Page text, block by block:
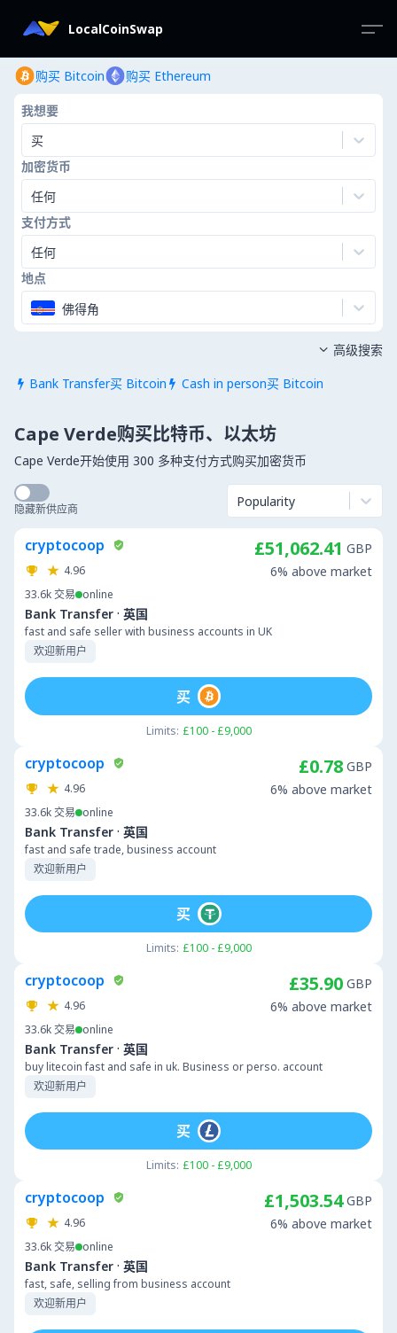
LocalCoinSwap
购买 Bitcoin 购买 Ethereum
我想要
买
加密货币
任何
支付方式
任何
地点
佛得角
 Bank Transfer买 Bitcoin  Cash in person买 Bitcoin
 高级搜索
Cape Verde购买比特币、以太坊
Cape Verde开始使用 300 多种支付方式购买加密货币
隐藏新供应商 Popularity
cryptocoop
4.96
33.6k交易 online
Bank Transfer · 英国
fast and safe seller with business accounts in UK
欢迎新用户
£51,062.41 GBP
6% above market
Limits: £100 - £9,000
买
cryptocoop
4.96
33.6k交易 online
Bank Transfer · 英国
fast and safe trade, business account
欢迎新用户
£0.78 GBP
6% above market
Limits: £100 - £9,000
买
cryptocoop
4.96
33.6k交易 online
Bank Transfer · 英国
buy litecoin fast and safe in uk. Business or perso. account
欢迎新用户
£35.90 GBP
6% above market
Limits: £100 - £9,000
买
cryptocoop
4.96
33.6k交易 online
Bank Transfer · 英国
fast, safe, selling from business account
欢迎新用户
£1,503.54 GBP
6% above market